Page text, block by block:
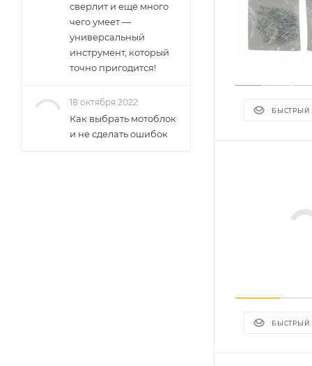
БЫСТРЫЙ
БЫСТРЫЙ
сверлит и ещё много
чего умеет —
универсальный
инструмент, который
точно пригодится!
18 октября 2022
Как выбрать мотоблок
и не сделать ошибок